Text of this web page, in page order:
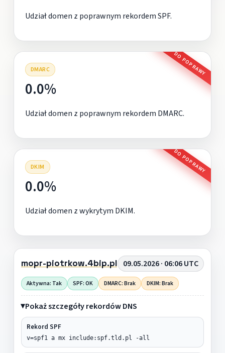
Udział domen z poprawnym rekordem SPF.
DMARC DO POPRAWY
0.0%
Udział domen z poprawnym rekordem DMARC.
DKIM DO POPRAWY
0.0%
Udział domen z wykrytym DKIM.
mopr-piotrkow.4bip.pl 09.05.2026 · 06:06 UTC
Aktywna: Tak SPF: OK DMARC: Brak DKIM: Brak
Pokaż szczegóły rekordów DNS
Rekord SPF
v=spf1 a mx include:spf.tld.pl -all